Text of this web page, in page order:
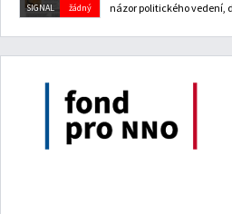
SIGNAL žádný
názor politického vedení,